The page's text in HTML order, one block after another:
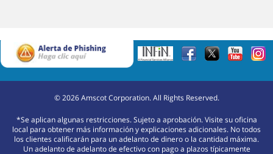
©2026Amscot Corporation. All Rights Reserved.
*Se aplican algunas restricciones. Sujeto a aprobación. Visite su oficina
local para obtener más información y explicaciones adicionales. No todos
los clientes calificarán para un adelanto de dinero o la cantidad máxima.
Un adelanto de adelanto de efectivo con pago a plazos típicamente